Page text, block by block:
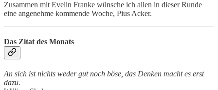
Zusammen mit Evelin Franke wünsche ich allen in dieser Runde
eine angenehme kommende Woche, Pius Acker.
Das Zitat des Monats
An sich ist nichts weder gut noch böse, das Denken macht es erst
dazu.